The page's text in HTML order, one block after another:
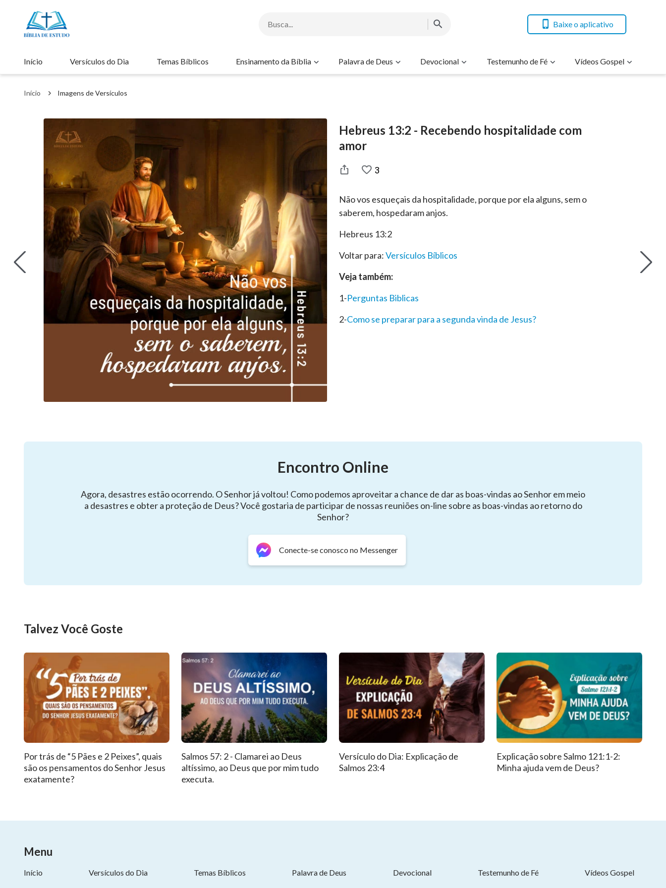
Baixe o aplicativo
Início Versículos do Dia Temas Bíblicos Ensinamento da Bíblia Palavra de Deus Devocional Testemunho de Fé Vídeos Gospel
Início Imagens de Versículos
Hebreus 13:2 - Recebendo hospitalidade com
amor
3
Não vos esqueçais da hospitalidade, porque por ela alguns, sem o
saberem, hospedaram anjos.
Hebreus 13:2
Voltar para:Versículos Bíblicos
Veja também:
1-Perguntas Biblicas
2-Como se preparar para a segunda vinda de Jesus?
Encontro Online
Agora, desastres estão ocorrendo. O Senhor já voltou! Como podemos aproveitar a chance de dar as boas-vindas ao Senhor em meio
a desastres e obter a proteção de Deus? Você gostaria de participar de nossas reuniões on-line sobre as boas-vindas ao retorno do
Senhor?
Conecte-se conosco no Messenger
Talvez Você Goste
Por trás de “5 Pães e 2 Peixes”, quais
são os pensamentos do Senhor Jesus
exatamente?
Salmos 57: 2 - Clamarei ao Deus
altíssimo, ao Deus que por mim tudo
executa.
Versículo do Dia: Explicação de
Salmos 23:4
Explicação sobre Salmo 121:1-2:
Minha ajuda vem de Deus?
Menu
Início Versículos do Dia Temas Bíblicos Palavra de Deus Devocional Testemunho de Fé Vídeos Gospel